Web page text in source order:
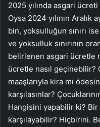
2025 yılında asgari
Oysa 2024 yılının Aralık
bin, yoksulluğun sınırı
ve yoksulluk sınırının
belirlenen asgari ücretle
ücretle nasıl geçinebilir?
maaşlarıyla kira mı
karşılasınlar?
Hangisini yapabilir ki?
karşılayabilir? Hiçbirini.